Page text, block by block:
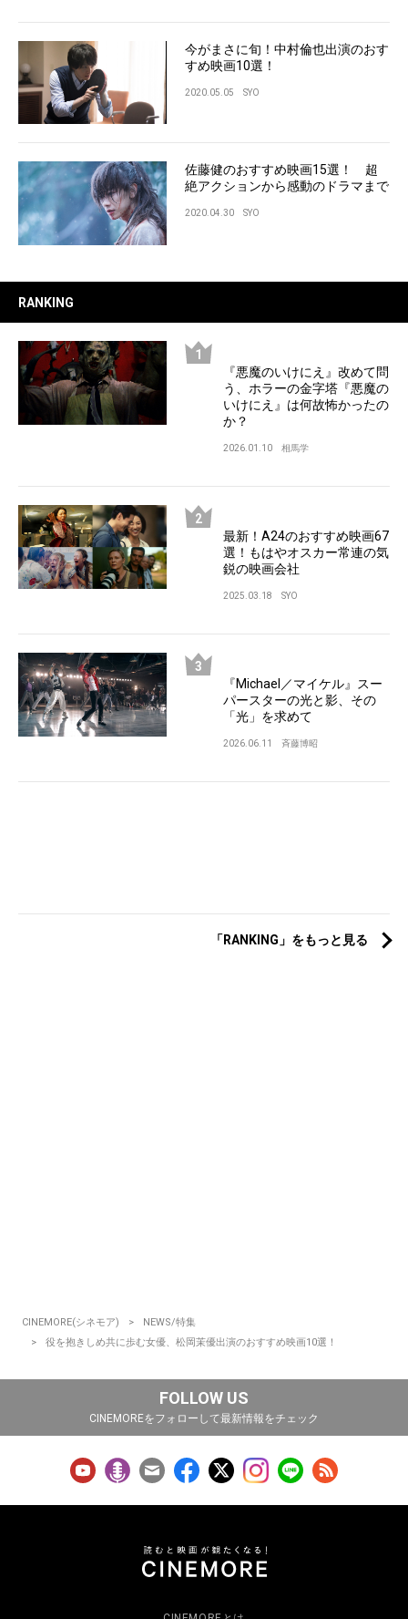
今がまさに旬！中村倫也出演のおす
すめ映画10選！
2020.05.05 SYO
佐藤健のおすすめ映画15選！ 超
絶アクションから感動のドラマまで
2020.04.30 SYO
RANKING
『悪魔のいけにえ』改めて問
う、ホラーの金字塔『悪魔の
いけにえ』は何故怖かったの
か？
2026.01.10 相馬学
最新！A24のおすすめ映画67
選！もはやオスカー常連の気
鋭の映画会社
2025.03.18 SYO
『Michael／マイケル』スー
パースターの光と影、その
「光」を求めて
2026.06.11 斉藤博昭
「RANKING」をもっと見る
CINEMORE(シネモア)
NEWS/特集
役を抱きしめ共に歩む女優、松岡茉優出演のおすすめ映画10選！
FOLLOW US
CINEMOREをフォローして最新情報をチェック